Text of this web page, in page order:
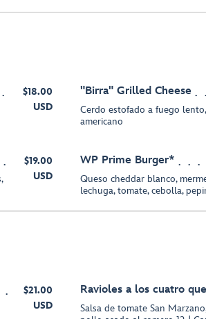
$18.00
USD
"Birra" Grilled Cheese
Cerdo estofado a fuego
americano
$19.00
USD
WP Prime Burger*
Queso cheddar blanco,
lechuga, tomate, cebolla,
$21.00
USD
Ravioles a los cuatro
Salsa de tomate San